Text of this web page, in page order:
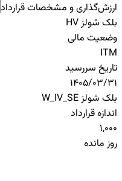
ارزش‌گذاری و مشخصات قرارداد
بلک شولز HV
وضعیت مالی
ITM
تاریخ سررسید
1405/03/31
بلک شولز W_IV_SE
اندازه قرارداد
1,000
روز مانده